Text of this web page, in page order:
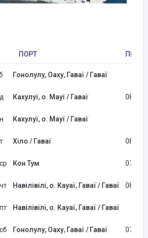
ПОРТ
Гонолулу, Оаху, Гаваї / Гаваї
Кахулуї, о. Мауї / Гаваї 08:00
Кахулуї, о. Мауї / Гаваї
Хіло / Гаваї 08:00
Кон Тум 07:00
Навілівілі, о. Кауаї, Гаваї / Гаваї 08:00
Навілівілі, о. Кауаї, Гаваї / Гаваї
Гонолулу, Оаху, Гаваї / Гаваї 07:00